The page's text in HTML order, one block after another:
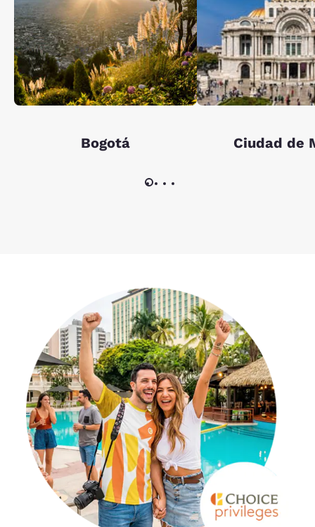
Bogotá Ciudad de